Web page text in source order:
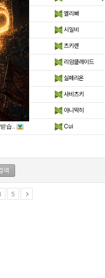
엘리빠
시일비
츠키렌
리암클레이드
실페리온
사비츠키
아니딱히
습.. Cui
5